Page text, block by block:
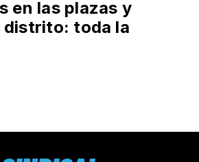
en las plazas y
distrito: toda la